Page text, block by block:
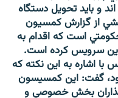
و بايد تحويل دستگاه
از گزارش كمسيون
حكومتي است كه اقدام به
سرويس كرده است.
90 مجلس سپس با اشاره به اين نكته كه
گفت: اين كمسيسون
گذاران بخش خصوصي و